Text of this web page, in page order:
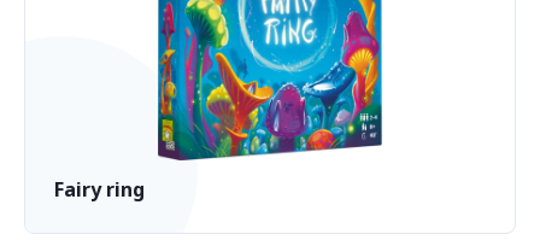
Fairy ring